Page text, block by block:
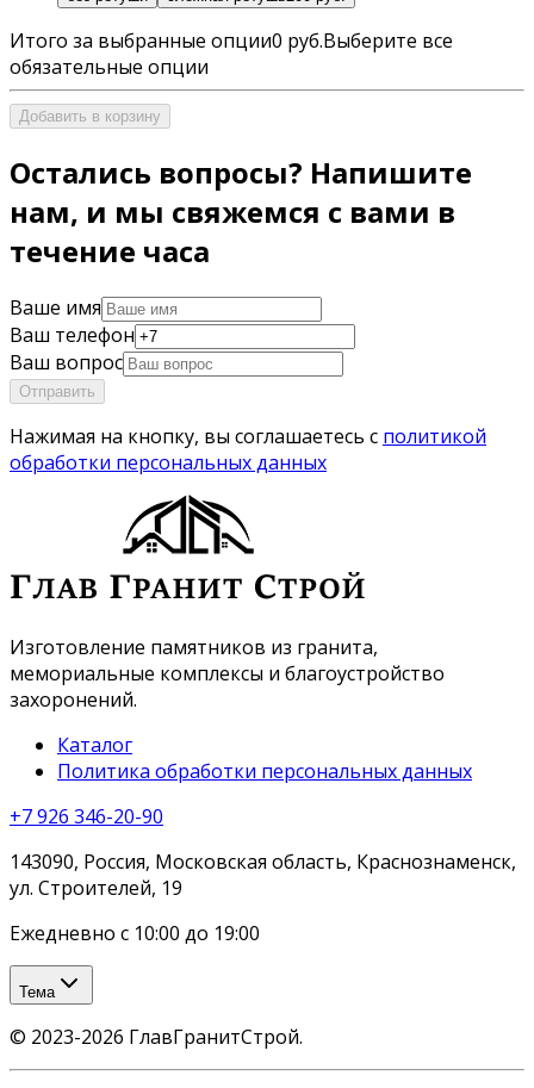
Итого за выбранные опции0 руб.Выберите все
обязательные опции
Добавить в корзину
Остались вопросы? Напишите
нам, и мы свяжемся с вами в
течение часа
Ваше имя
Ваш телефон
Ваш вопрос
Отправить
Нажимая на кнопку, вы соглашаетесь с политикой
обработки персональных данных
Изготовление памятников из гранита,
мемориальные комплексы и благоустройство
захоронений.
Каталог
Политика обработки персональных данных
+7 926 346-20-90
143090, Россия, Московская область, Краснознаменск,
ул. Строителей, 19
Ежедневно с 10:00 до 19:00
Тема
© 2023-2026 ГлавГранитСтрой.